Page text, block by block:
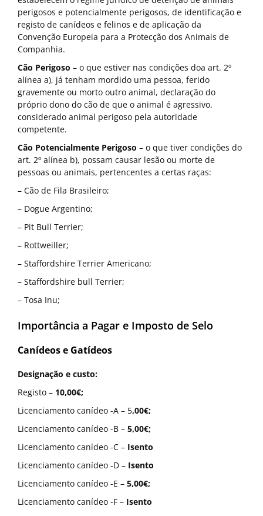
perigosos e potencialmente perigosos, de identificação e
registo de canídeos e felinos e de aplicação da
Convenção Europeia para a Protecção dos Animais de
Companhia.
Cão Perigoso – o que estiver nas condições doa art. 2º
alínea a), já tenham mordido uma pessoa, ferido
gravemente ou morto outro animal, declaração do
próprio dono do cão de que o animal é agressivo,
considerado animal perigoso pela autoridade
competente.
Cão Potencialmente Perigoso – o que tiver condições do
art. 2º alínea b), possam causar lesão ou morte de
pessoas ou animais, pertencentes a certas raças:
– Cão de Fila Brasileiro;
– Dogue Argentino;
– Pit Bull Terrier;
– Rottweiller;
– Staffordshire Terrier Americano;
– Staffordshire bull Terrier;
– Tosa Inu;
Importância a Pagar e Imposto de Selo
Canídeos e Gatídeos
Designação e custo:
Registo – 10,00€;
Licenciamento canídeo -A – 5,00€;
Licenciamento canídeo -B – 5,00€;
Licenciamento canídeo -C – Isento
Licenciamento canídeo -D – Isento
Licenciamento canídeo -E – 5,00€;
Licenciamento canídeo -F – Isento